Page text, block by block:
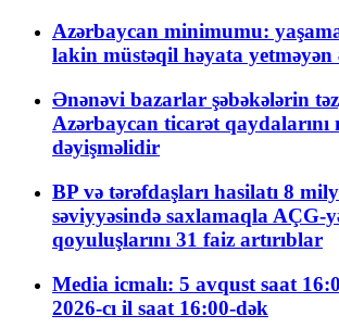
Azərbaycan minimumu:
lakin müstəqil həyata yetməyən
Ənənəvi bazarlar şəbəkələrin
Azərbaycan ticarət qaydalarını
dəyişməlidir
BP və tərəfdaşları hasilatı 8
səviyyəsində saxlamaqla AÇG-
qoyuluşlarını 31 faiz artırıblar
Media icmalı: 5 avqust saat
2026-cı il saat 16:00-dək